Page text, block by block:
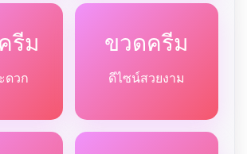
รีม
ดวก
ขวดครีม
ดีไซน์สวยงาม